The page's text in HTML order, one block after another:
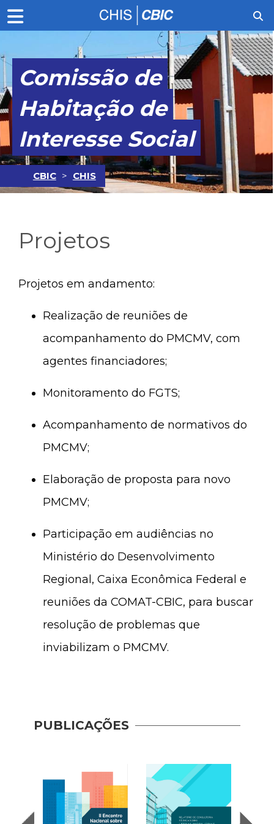
Comissão de
Habitação de
Interesse Social
CBIC > CHIS
Projetos
Projetos em andamento:
Realização de reuniões de
acompanhamento do PMCMV, com
agentes financiadores;
Monitoramento do FGTS;
Acompanhamento de normativos do
PMCMV;
Elaboração de proposta para novo
PMCMV;
Participação em audiências no
Ministério do Desenvolvimento
Regional, Caixa Econômica Federal e
reuniões da COMAT-CBIC, para buscar
resolução de problemas que
inviabilizam o PMCMV.
PUBLICAÇÕES